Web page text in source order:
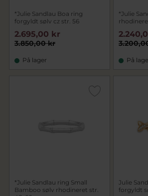
*Julie Sandlau Boa ring
forgyldt sølv cz str. 56
3.850,00 kr
2.695,00 kr
På lager
*Julie
På
*Julie Sandlau ring Small
Bamboo sølv rhodineret str.
Julie
forgyldt